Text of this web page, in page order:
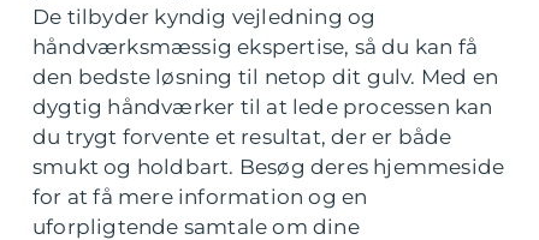
De tilbyder kyndig vejledning og
håndværksmæssig ekspertise, så du kan få
den bedste løsning til netop dit gulv. Med en
dygtig håndværker til at lede processen kan
du trygt forvente et resultat, der er både
smukt og holdbart. Besøg deres hjemmeside
for at få mere information og en
uforpligtende samtale om dine